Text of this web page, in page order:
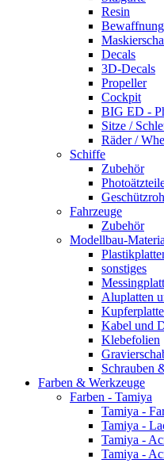
Resin
Bewaffnung
Decals
3D-Decals
Propeller
Cockpit
BIG ED -
Sitze /
Räder /
Schiffe
Zubehör
Fahrzeuge
Zubehör
Modellbau-
sonstiges
Aluplatten
Kabel und
Klebefolien
Schrauben
Farben & Werkzeuge
Farben - Tamiya
Tamiya -
Tamiya -
Tamiya -
Tamiya -